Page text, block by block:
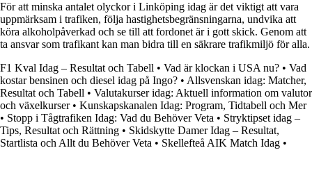
För att minska antalet olyckor i Linköping idag är det viktigt att vara
uppmärksam i trafiken, följa hastighetsbegränsningarna, undvika att
köra alkoholpåverkad och se till att fordonet är i gott skick. Genom att
ta ansvar som trafikant kan man bidra till en säkrare trafikmiljö för alla.
F1 Kval Idag – Resultat och Tabell • Vad är klockan i USA nu? • Vad
kostar bensinen och diesel idag på Ingo? • Allsvenskan idag: Matcher,
Resultat och Tabell • Valutakurser idag: Aktuell information om valutor
och växelkurser• Kunskapskanalen Idag: Program, Tidtabell och Mer
• Stopp i Tågtrafiken Idag: Vad du Behöver Veta • Stryktipset idag –
Tips, Resultat och Rättning • Skidskytte Damer Idag – Resultat,
Startlista och Allt du Behöver Veta • Skellefteå AIK Match Idag •